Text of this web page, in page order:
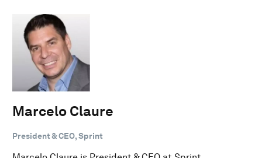
Marcelo Claure
President & CEO, Sprint